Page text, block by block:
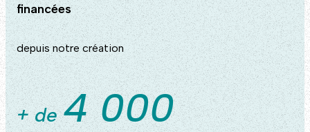
financées
depuis notre création
+ de4 000